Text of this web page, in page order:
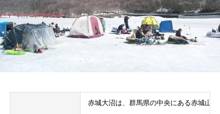
赤城大沼は、群馬県の中央にある赤城山